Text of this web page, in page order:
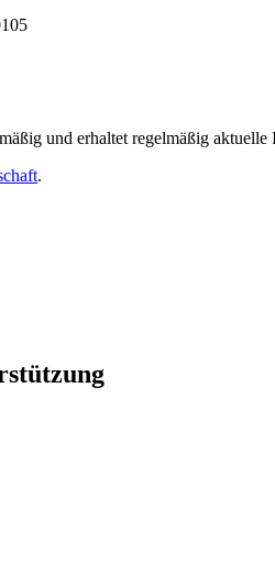
und erhaltet regelmäßig
.